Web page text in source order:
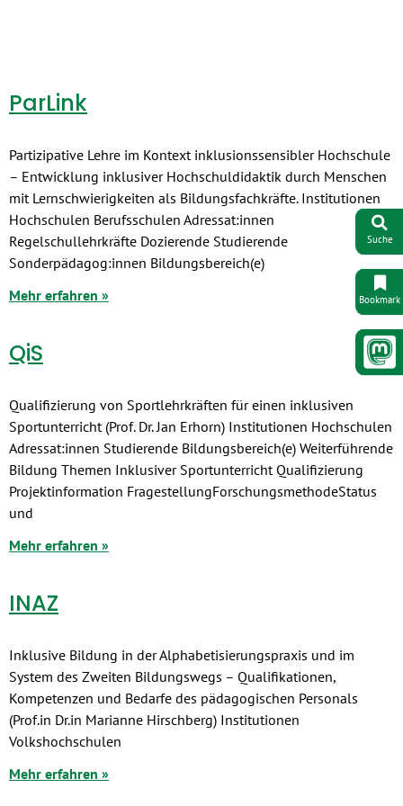
ParLink
Partizipative Lehre im Kontext inklusionssensibler Hochschule
– Entwicklung inklusiver Hochschuldidaktik durch Menschen
mit Lernschwierigkeiten als Bildungsfachkräfte. Institutionen
Hochschulen Berufsschulen Adressat:innen
Regelschullehrkräfte Dozierende Studierende
Sonderpädagog:innen Bildungsbereich(e)
Mehr erfahren »
QiS
Qualifizierung von Sportlehrkräften für einen inklusiven
Sportunterricht (Prof. Dr. Jan Erhorn) Institutionen Hochschulen
Adressat:innen Studierende Bildungsbereich(e) Weiterführende
Bildung Themen Inklusiver Sportunterricht Qualifizierung
Projektinformation FragestellungForschungsmethodeStatus
und
Mehr erfahren »
INAZ
Inklusive Bildung in der Alphabetisierungspraxis und im
System des Zweiten Bildungswegs – Qualifikationen,
Kompetenzen und Bedarfe des pädagogischen Personals
(Prof.in Dr.in Marianne Hirschberg) Institutionen
Volkshochschulen
Mehr erfahren »
Suche
Bookmark